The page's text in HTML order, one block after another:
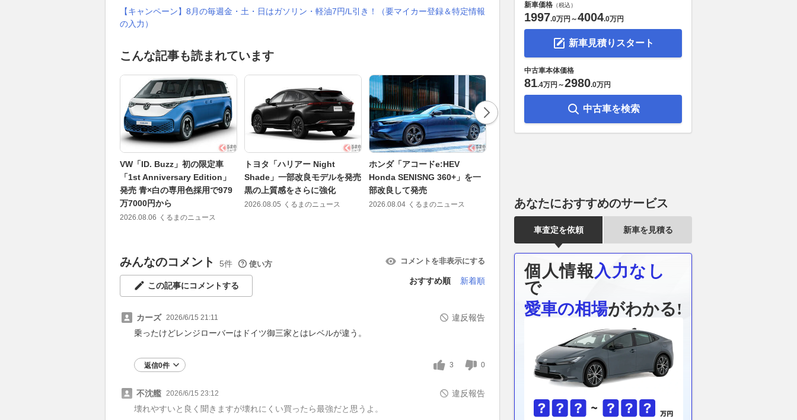
【キャンペーン】8月の毎週金・土・日はガソリン・軽油7円/L引き！（要マイカー登録＆特定情報
の入力）
こんな記事も読まれています
VW「ID. Buzz」初の限定車
「1st Anniversary Edition」
発売 青×白の専用色採用で979
万7000円から
2026.08.06 くるまのニュース
トヨタ「ハリアー Night
Shade」一部改良モデルを発売
黒の上質感をさらに強化
2026.08.05 くるまのニュース
ホンダ「アコードe:HEV
Honda SENISNG 360+」を一
部改良して発売
2026.08.04 くるまのニュース
は日本庭園をイメージ
2026.08.01 くるまのニュース
2026.08.02 くるまのニュース
みんなのコメント 5件 使い方 コメントを非表示にする
この記事にコメントする
おすすめ順 新着順
カーズ 2026/6/15 21:11
違反報告
乗ったけどレンジローバーはドイツ御三家とはレベルが違う。
返信0件 3 0
不沈艦 2026/6/15 23:12
違反報告
壊れやすいと良く聞きますが壊れにくい買ったら最強だと思うよ。
新車価格 （税込）
1997.0万円 ～4004.0万円
新車見積りスタート
中古車本体価格
81.4万円 ～2980.0万円
中古車を検索
あなたにおすすめのサービス
車査定を依頼 新車を見積る
個人情報 入力なし
で
愛車の相場がわかる!